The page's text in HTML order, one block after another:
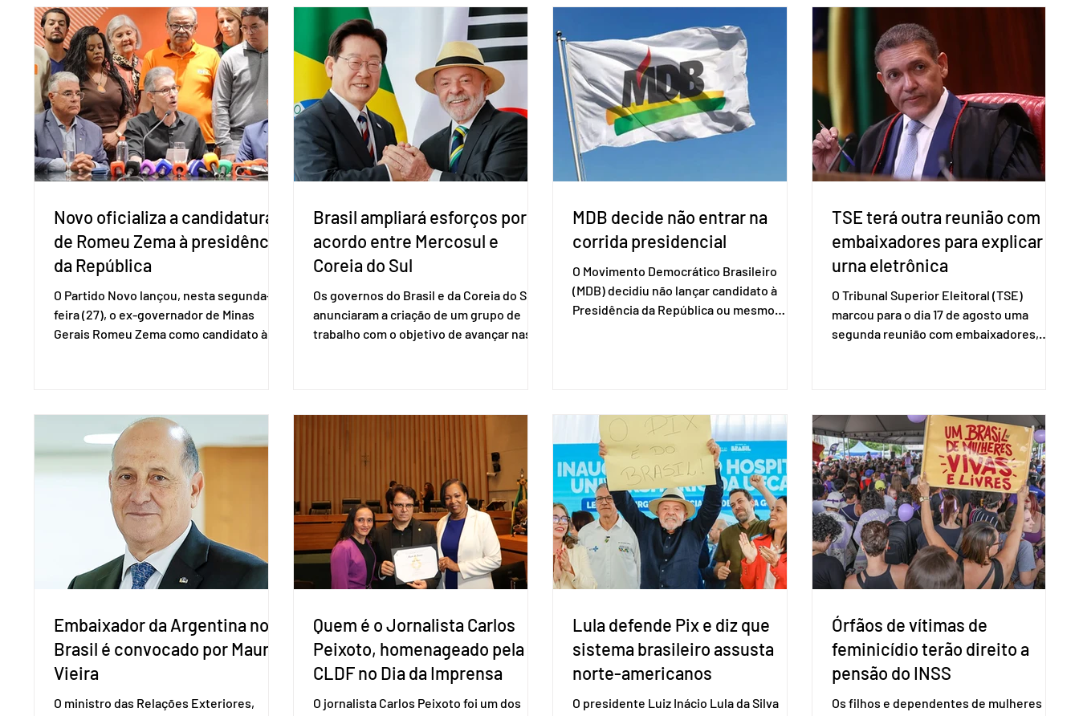
base na Seção 301 da Lei de Comércio de
1974. Segundo nota divulgada pelo
Ministério das Relações Exteriores, o
Brasil considera que as tarifas são
injustificadas e incompatíveis com as
obrigações assumidas pelos Estados
Unid
e pode ser tomado a cada dois meses. O
pedido de inclusão vai ser encaminhado
pelo Ministério da Saúde à Comissão
Nacional de Incorporação de Novas
Tecnologias no SUS (Conitec) na semana
que vem. A Conitec é um colegiado
Se o título estiver regular, o eleitor pode
votar mesmo sem ter realizado esse
cadastro. Neste caso, será exigido o
documento de identificação para acesso
à urna eletrônica. Se a urna eletrônica
não reconh
Empresas (Sebrae), realizado a partir de
dados do Instituto Brasileiro de
Geografia e Estatística (IBGE). O estudo
do Sebrae mostra que, no quarto
trimestre de 2025, os empreendedores
60+ formalizados atingiram o maior
rendime
Novo oficializa a candidatura
de Romeu Zema à presidência
da República
O Partido Novo lançou, nesta segunda-
feira (27), o ex-governador de Minas
Gerais Romeu Zema como candidato à
vice-presidente. A convenção contou
com a presença do presidente nacional
do partido, Eduardo Ribeiro, e do senador
Eduardo Girão, filiado ao Novo desde
fevereiro de 2023. Formado em
administração de empresas pela Fundaç
Brasil ampliará esforços por
acordo entre Mercosul e
Coreia do Sul
Os governos do Brasil e da Coreia do Sul
anunciaram a criação de um grupo de
trabalho com o objetivo de avançar nas
“Decidimos criar um grupo de trabalho
que vai identificar sensibilidades dos
dois lados e evitar que elas sejam um
empecilho para a retomada das
negociações de um acordo do Mercosul
com a Coreia”, disse o presiden
MDB decide não entrar na
corrida presidencial
O Movimento Democrático Brasileiro
(MDB) decidiu não lançar candidato à
Presidência da República ou mesmo
formação de alianças no âmbito local. A
ideia, segundo o partido, é focar na
eleição de governadores e deputados
estaduais, além de fortalecer a bancada
no Congresso Nacional, com senad
TSE terá outra reunião com
embaixadores para explicar
urna eletrônica
O Tribunal Superior Eleitoral (TSE)
marcou para o dia 17 de agosto uma
segunda reunião com embaixadores,
sistema eleitoral do país. Segundo o
tribunal, o encontro ocorrerá na sede do
TSE e dará continuidade às ações de
transparência voltadas à comunidade
internacional. Nela, o presidente da
Corte, ministro Kássio Nunes Marques,
voltará a explic
Embaixador da Argentina no
Brasil é convocado por Mauro
Vieira
O ministro das Relações Exteriores,
Quem é o Jornalista Carlos
Peixoto, homenageado pela
CLDF no Dia da Imprensa
O jornalista Carlos Peixoto foi um dos
Lula defende Pix e diz que
sistema brasileiro assusta
norte-americanos
O presidente Luiz Inácio Lula da Silva
Órfãos de vítimas de
feminicídio terão direito a
pensão do INSS
Os filhos e dependentes de mulheres